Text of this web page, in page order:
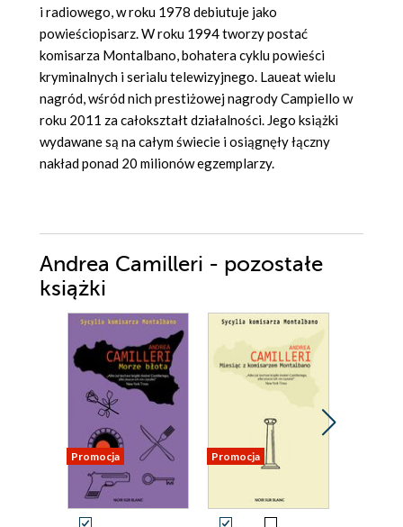
i radiowego, w roku 1978 debiutuje jako
powieściopisarz. W roku 1994 tworzy postać
komisarza Montalbano, bohatera cyklu powieści
kryminalnych i serialu telewizyjnego. Laueat wielu
nagród, wśród nich prestiżowej nagrody Campiello w
roku 2011 za całokształt działalności. Jego książki
wydawane są na całym świecie i osiągnęły łączny
nakład ponad 20 milionów egzemplarzy.
Andrea Camilleri - pozostałe
książki
Promocja Promocja